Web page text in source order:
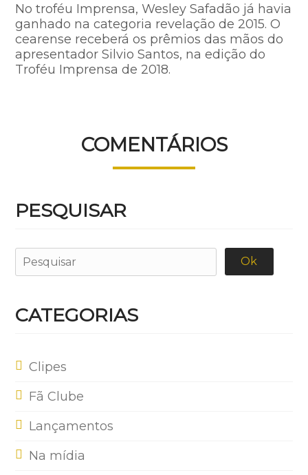
No troféu Imprensa, Wesley Safadão já havia
ganhado na categoria revelação de 2015. O
cearense receberá os prêmios das mãos do
apresentador Silvio Santos, na edição do
Troféu Imprensa de 2018.
COMENTÁRIOS
PESQUISAR
CATEGORIAS
Clipes
Fã Clube
Lançamentos
Na mídia